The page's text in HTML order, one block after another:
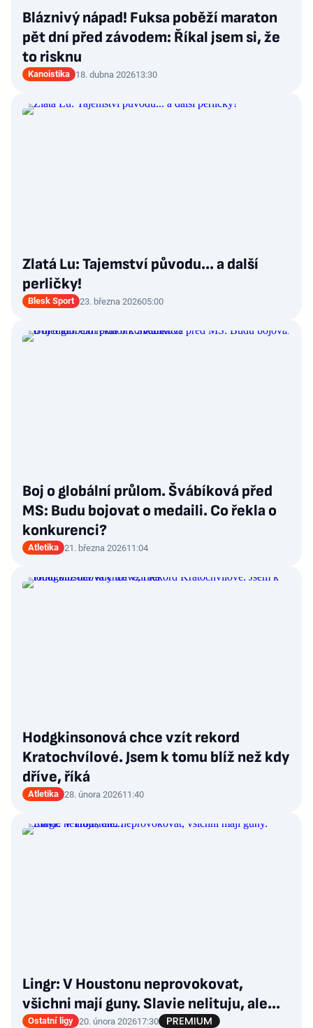
Bláznivý nápad! Fuksa poběží maraton
pět dní před závodem: Říkal jsem si, že
to risknu
Kanoistika 18. dubna 202613:30
Zlatá Lu: Tajemství původu... a další
perličky!
Blesk Sport 23. března 202605:00
Boj o globální průlom. Švábíková před
MS: Budu bojovat o medaili. Co řekla o
konkurenci?
Atletika 21. března 202611:04
Hodgkinsonová chce vzít rekord
Kratochvílové. Jsem k tomu blíž než kdy
dříve, říká
Atletika 28. února 202611:40
Lingr: V Houstonu neprovokovat,
všichni mají guny. Slavie nelituju, ale...
Ostatní ligy 20. února 202617:30